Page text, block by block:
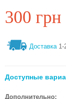
300 грн
Доставка 1-
Доступные
Дополнительно: